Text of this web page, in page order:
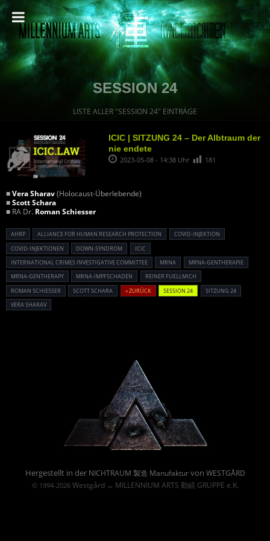
SESSION 24
LISTE ALLER "SESSION 24" EINTRÄGE
ICIC | SITZUNG 24 – Der Albtraum der
nie endete
2023-05-08 - 14:38 Uhr 181
■Vera Sharav(Holocaust-Überlebende)
■Scott Schara
■ RA Dr. Roman Schiesser
AHRP ALLIANCE FOR HUMAN RESEARCH PROTECTION
COVID-INJEKTION
COVID-INJEKTIONEN
DOWN-SYNDROM
ICIC
INTERNATIONAL CRIMES INVESTIGATIVE COMMITTEE
MRNA
MRNA-GENTHERAPIE
MRNA-GENTHERAPY
MRNA-IMPFSCHADEN
REINER FUELLMICH
ROMAN SCHIESSER
SCOTT SCHARA « ZURÜCK SESSION 24
SITZUNG 24
VERA SHARAV
Hergestellt in der NICHTRAUM 製造 Manufakturvon WESTGÅRD
© 1994-2026 Westgård→ MILLENNIUM ARTS 勤続 GRUPPE e.K.
Powered By :